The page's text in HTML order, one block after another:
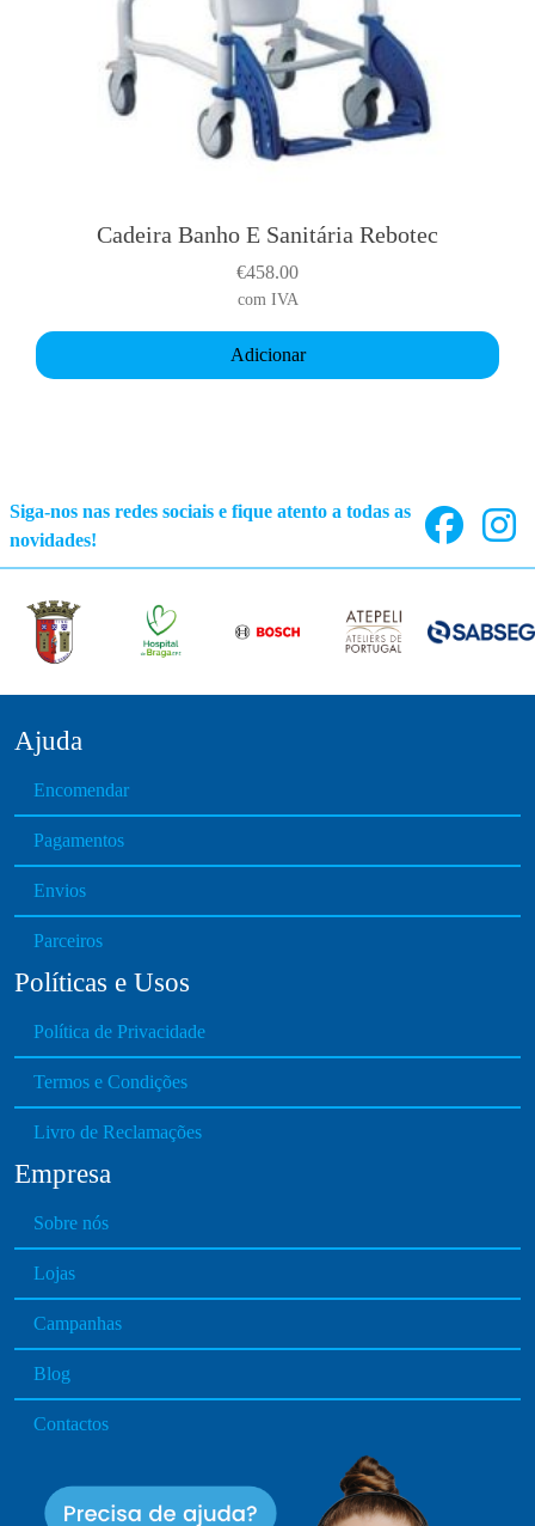
Cadeira Banho E Sanitária Rebotec
€458.00
com IVA
Adicionar
Siga-nos nas redes sociais e fique atento a todas as
novidades!
Ajuda
Encomendar
Pagamentos
Envios
Parceiros
Políticas e Usos
Política de Privacidade
Termos e Condições
Livro de Reclamações
Empresa
Sobre nós
Lojas
Campanhas
Blog
Contactos